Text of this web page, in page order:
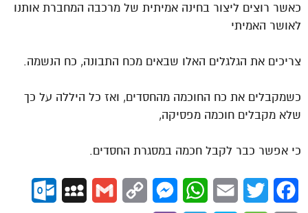
כאשר רוצים ליצור בחינה אמיתית של מרכבה המחברת אותנו
לאושר האמיתי
צריכים את הגלגלים האלו שבאים מכח התבונה, כח הנשמה.
כשמקבלים את כח החוכמה מהחסדים, ואז כל היללה על כך
שלא מקבלים חוכמה מפסיקה,
כי אפשר כבר לקבל חכמה במסגרת החסדים.
Facebook
Twitter
Email
WhatsApp
Messenger
Copy
Gmail
MySpace